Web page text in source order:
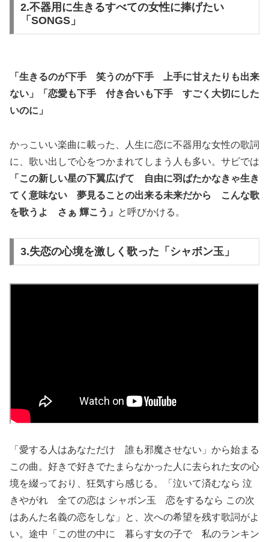
2.不器用に生きるすべての女性に捧げたい
「SONGS」
「生きるのが下手 笑うのが下手 上手に甘えたりも出来
ない」「恋愛も下手 付き合いも下手 すごく大切にした
いのに」
かっこいい楽曲に載った、人生に恋に不器用な女性の歌詞
に、歌い出しで心をつかまれてしまう人も多い。サビでは
「この新しい星の下翼広げて 自由に羽ばたかなきゃ生き
てく意味ない 夢見ることの出来る未来だから こんな歌
を歌うよ さぁ 輝こう」
と呼びかける。
3.失恋の心境を激しく歌った「シャボン玉」
「愛する人はあなただけ 誰も邪魔させない」から始まる
この曲。好きで好きでたまらなかった人に去られた女の心
境を綴っており、狂気すら感じる。「泣いて済むなら 泣
きやがれ 全ての恋は シャボン玉 恋をするなら この次
はあんた名義の恋をしな」と、次への希望を残す歌詞がよ
い。途中「この世の中に 暮らす女の子で 私のランキン